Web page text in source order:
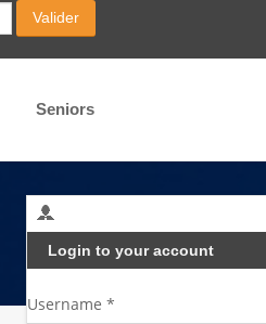
Valider
Seniors
Login to your account
Username *